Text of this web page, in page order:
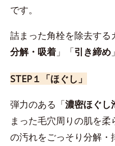
です。
詰まった角栓を除去する
分解・吸着 」「引き締め
STEP１「ほぐし」
弾力のある「濃密ほぐし
まった毛穴周りの肌を
の汚れをごっそり分解・